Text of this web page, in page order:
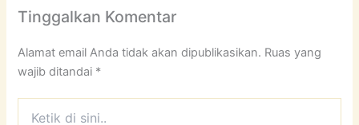
Tinggalkan Komentar
Alamat email Anda tidak akan dipublikasikan. Ruas yang
wajib ditandai *